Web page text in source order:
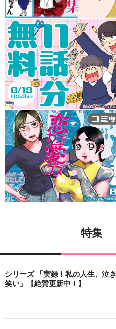
特集
シリーズ 「実録！私の人生、泣き
笑い」【絶賛更新中！】